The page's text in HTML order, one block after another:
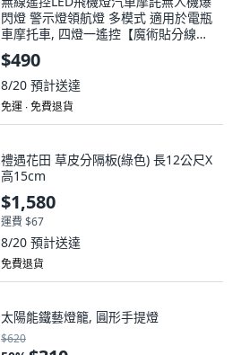
閃燈 警示燈領航燈 多模式 適用於電瓶
車摩托車, 四燈一遙控【魔術貼分線
款】
$490
8/20 預計送達
免運 ∙ 免費退貨
禮遇花田 草皮分隔板(綠色) 長12公尺X
高15cm
$1,580
運費 $67
8/20 預計送達
免費退貨
太陽能鐵藝燈籠, 圓形手提燈
$620